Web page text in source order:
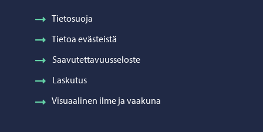
Tietosuoja
Tietoa evästeistä
Saavutettavuusseloste
Laskutus
Visuaalinen ilme ja vaakuna